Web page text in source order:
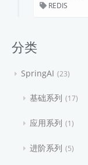
REDIS
分类
SpringAI 23
基础系列 17
应用系列 1
进阶系列 5